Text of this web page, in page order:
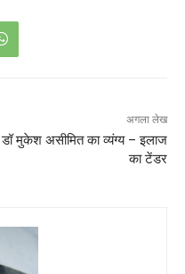
अगला लेख
डॉ मुकेश असीमित का व्यंग्य – इलाज
का टेंडर